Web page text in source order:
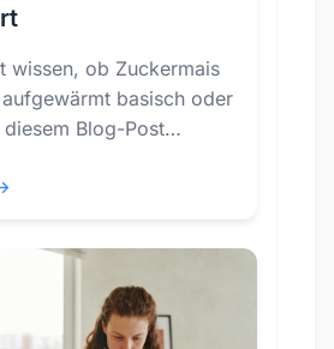
wissen, ob Zuckermais
basisch oder
diesem Blog-Post